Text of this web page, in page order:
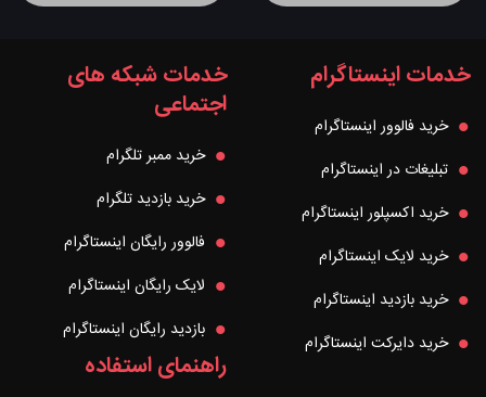
خدمات اینستاگرام
خرید فالوور اینستاگرام
تبلیغات در اینستاگرام
خرید اکسپلور اینستاگرام
خرید لایک اینستاگرام
خرید بازدید اینستاگرام
خرید دایرکت اینستاگرام
خدمات شبکه های
اجتماعی
خرید ممبر تلگرام
خرید بازدید تلگرام
فالوور رایگان اینستاگرام
لایک رایگان اینستاگرام
بازدید رایگان اینستاگرام
راهنمای استفاده